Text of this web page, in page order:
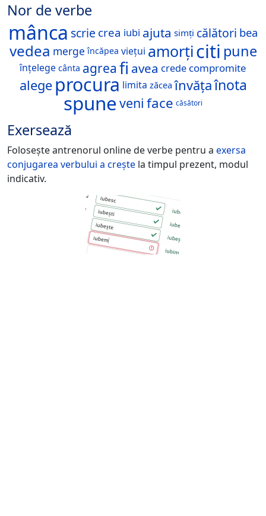
Nor de verbe
mânca scrie crea iubi ajuta simți călători bea
vedea merge încăpea viețui amorțiciti pune
înțelege cânta agrea fi avea crede compromite
alege procura limita zăcea învățaînota
spuneveni face căsători
Exersează
Folosește antrenorul online de verbe pentru a exersa
conjugarea verbului a crește la timpul prezent, modul
indicativ.